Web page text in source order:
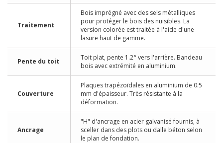
Traitement
Bois imprégné avec des sels métalliques
pour protéger le bois des nuisibles. La
version colorée est traitée à l'aide d'une
lasure haut de gamme.
Pente du toit
Toit plat, pente 1.2° vers l'arrière. Bandeau
bois avec extrémité en aluminium.
Couverture
Plaques trapézoïdales en aluminium de 0.5
mm d'épaisseur. Très résistante à la
déformation.
Ancrage
"H" d'ancrage en acier galvanisé fournis, à
sceller dans des plots ou dalle béton selon
le plan de fondation.